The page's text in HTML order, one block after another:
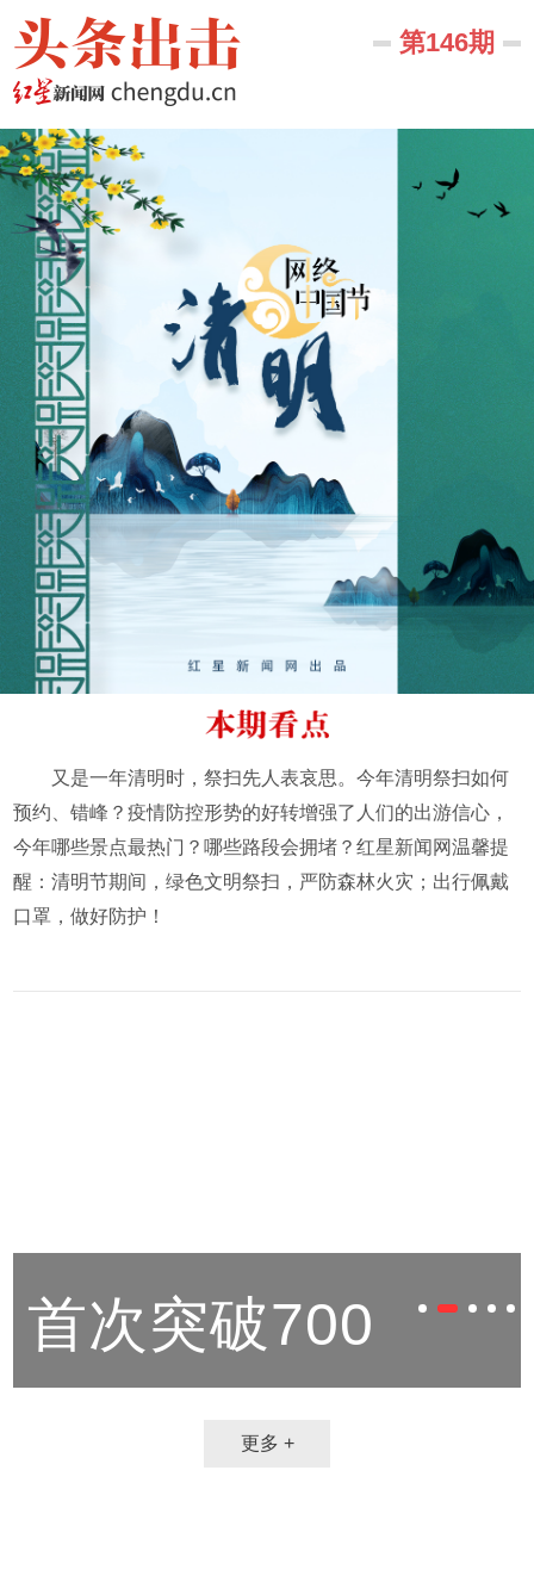
第146期
又是一年清明时，祭扫先人表哀思。今年清明祭扫如何
预约、错峰？疫情防控形势的好转增强了人们的出游信心，
今年哪些景点最热门？哪些路段会拥堵？红星新闻网温馨提
醒：清明节期间，绿色文明祭扫，严防森林火灾；出行佩戴
口罩，做好防护！
首次突破700
万乘次 成都轨
更多 +